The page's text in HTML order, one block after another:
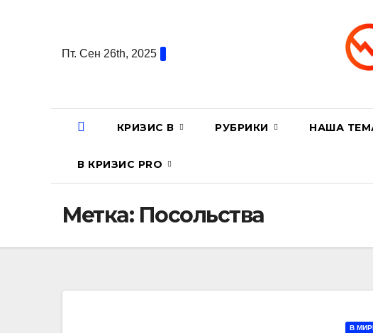
содержаниюПт. Сен 26th, 2025
КРИЗИС В РУБРИКИ НАША
В КРИЗИС PRO
Метка: Посольства
В